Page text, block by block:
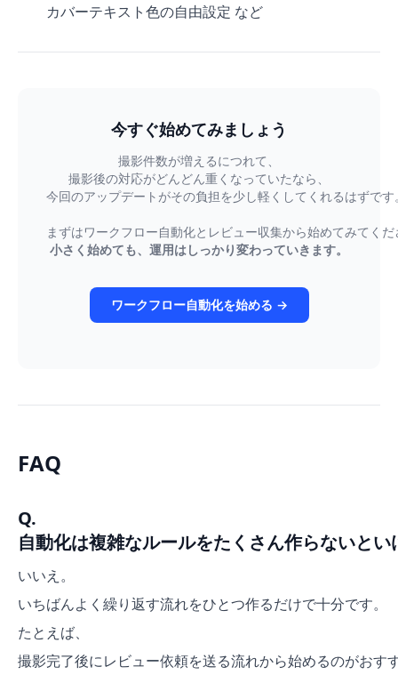
カバーテキスト色の自由設定 など
今すぐ始めてみましょう
撮影件数が増えるにつれて、
撮影後の対応がどんどん重くなっていたなら、
今回のアップデートがその負担を少し軽くしてくれるはずです
まずはワークフロー自動化とレビュー収集から始めてみてく
小さく始めても、運用はしっかり変わっていきます。
ワークフロー自動化を始める →
FAQ
Q.
自動化は複雑なルールをたくさん作らないとい
いいえ。
いちばんよく繰り返す流れをひとつ作るだけで十分です。
たとえば、
撮影完了後にレビュー依頼を送る流れから始めるのがおす